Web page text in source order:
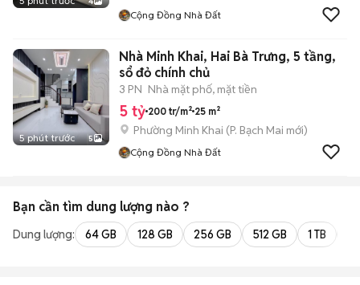
Cộng Đồng Nhà Đất
5 phút trước 5
Nhà Minh Khai, Hai Bà Trưng, 5 tầng,
sổ đỏ chính chủ
3 PN Nhà mặt phố, mặt tiền
5 tỷ 200 tr/m² 25 m²
Phường Minh Khai (P. Bạch Mai mới)
Cộng Đồng Nhà Đất
Bạn cần tìm dung lượng nào ?
Dung lượng: 64 GB 128 GB 256 GB 512 GB 1 TB